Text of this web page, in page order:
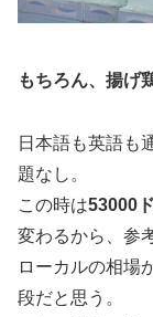
もちろん、揚げ
日本語も英語も
題なし。
この時は53000
変わるから、参
ローカルの相場
段だと思う。